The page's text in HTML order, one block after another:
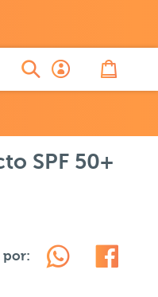
SPF 50+
por: